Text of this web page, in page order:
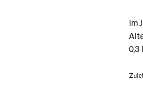
Im
0,3